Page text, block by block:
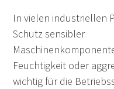
In vielen industriellen
Schutz sensibler
Feuchtigkeit oder
wichtig für die